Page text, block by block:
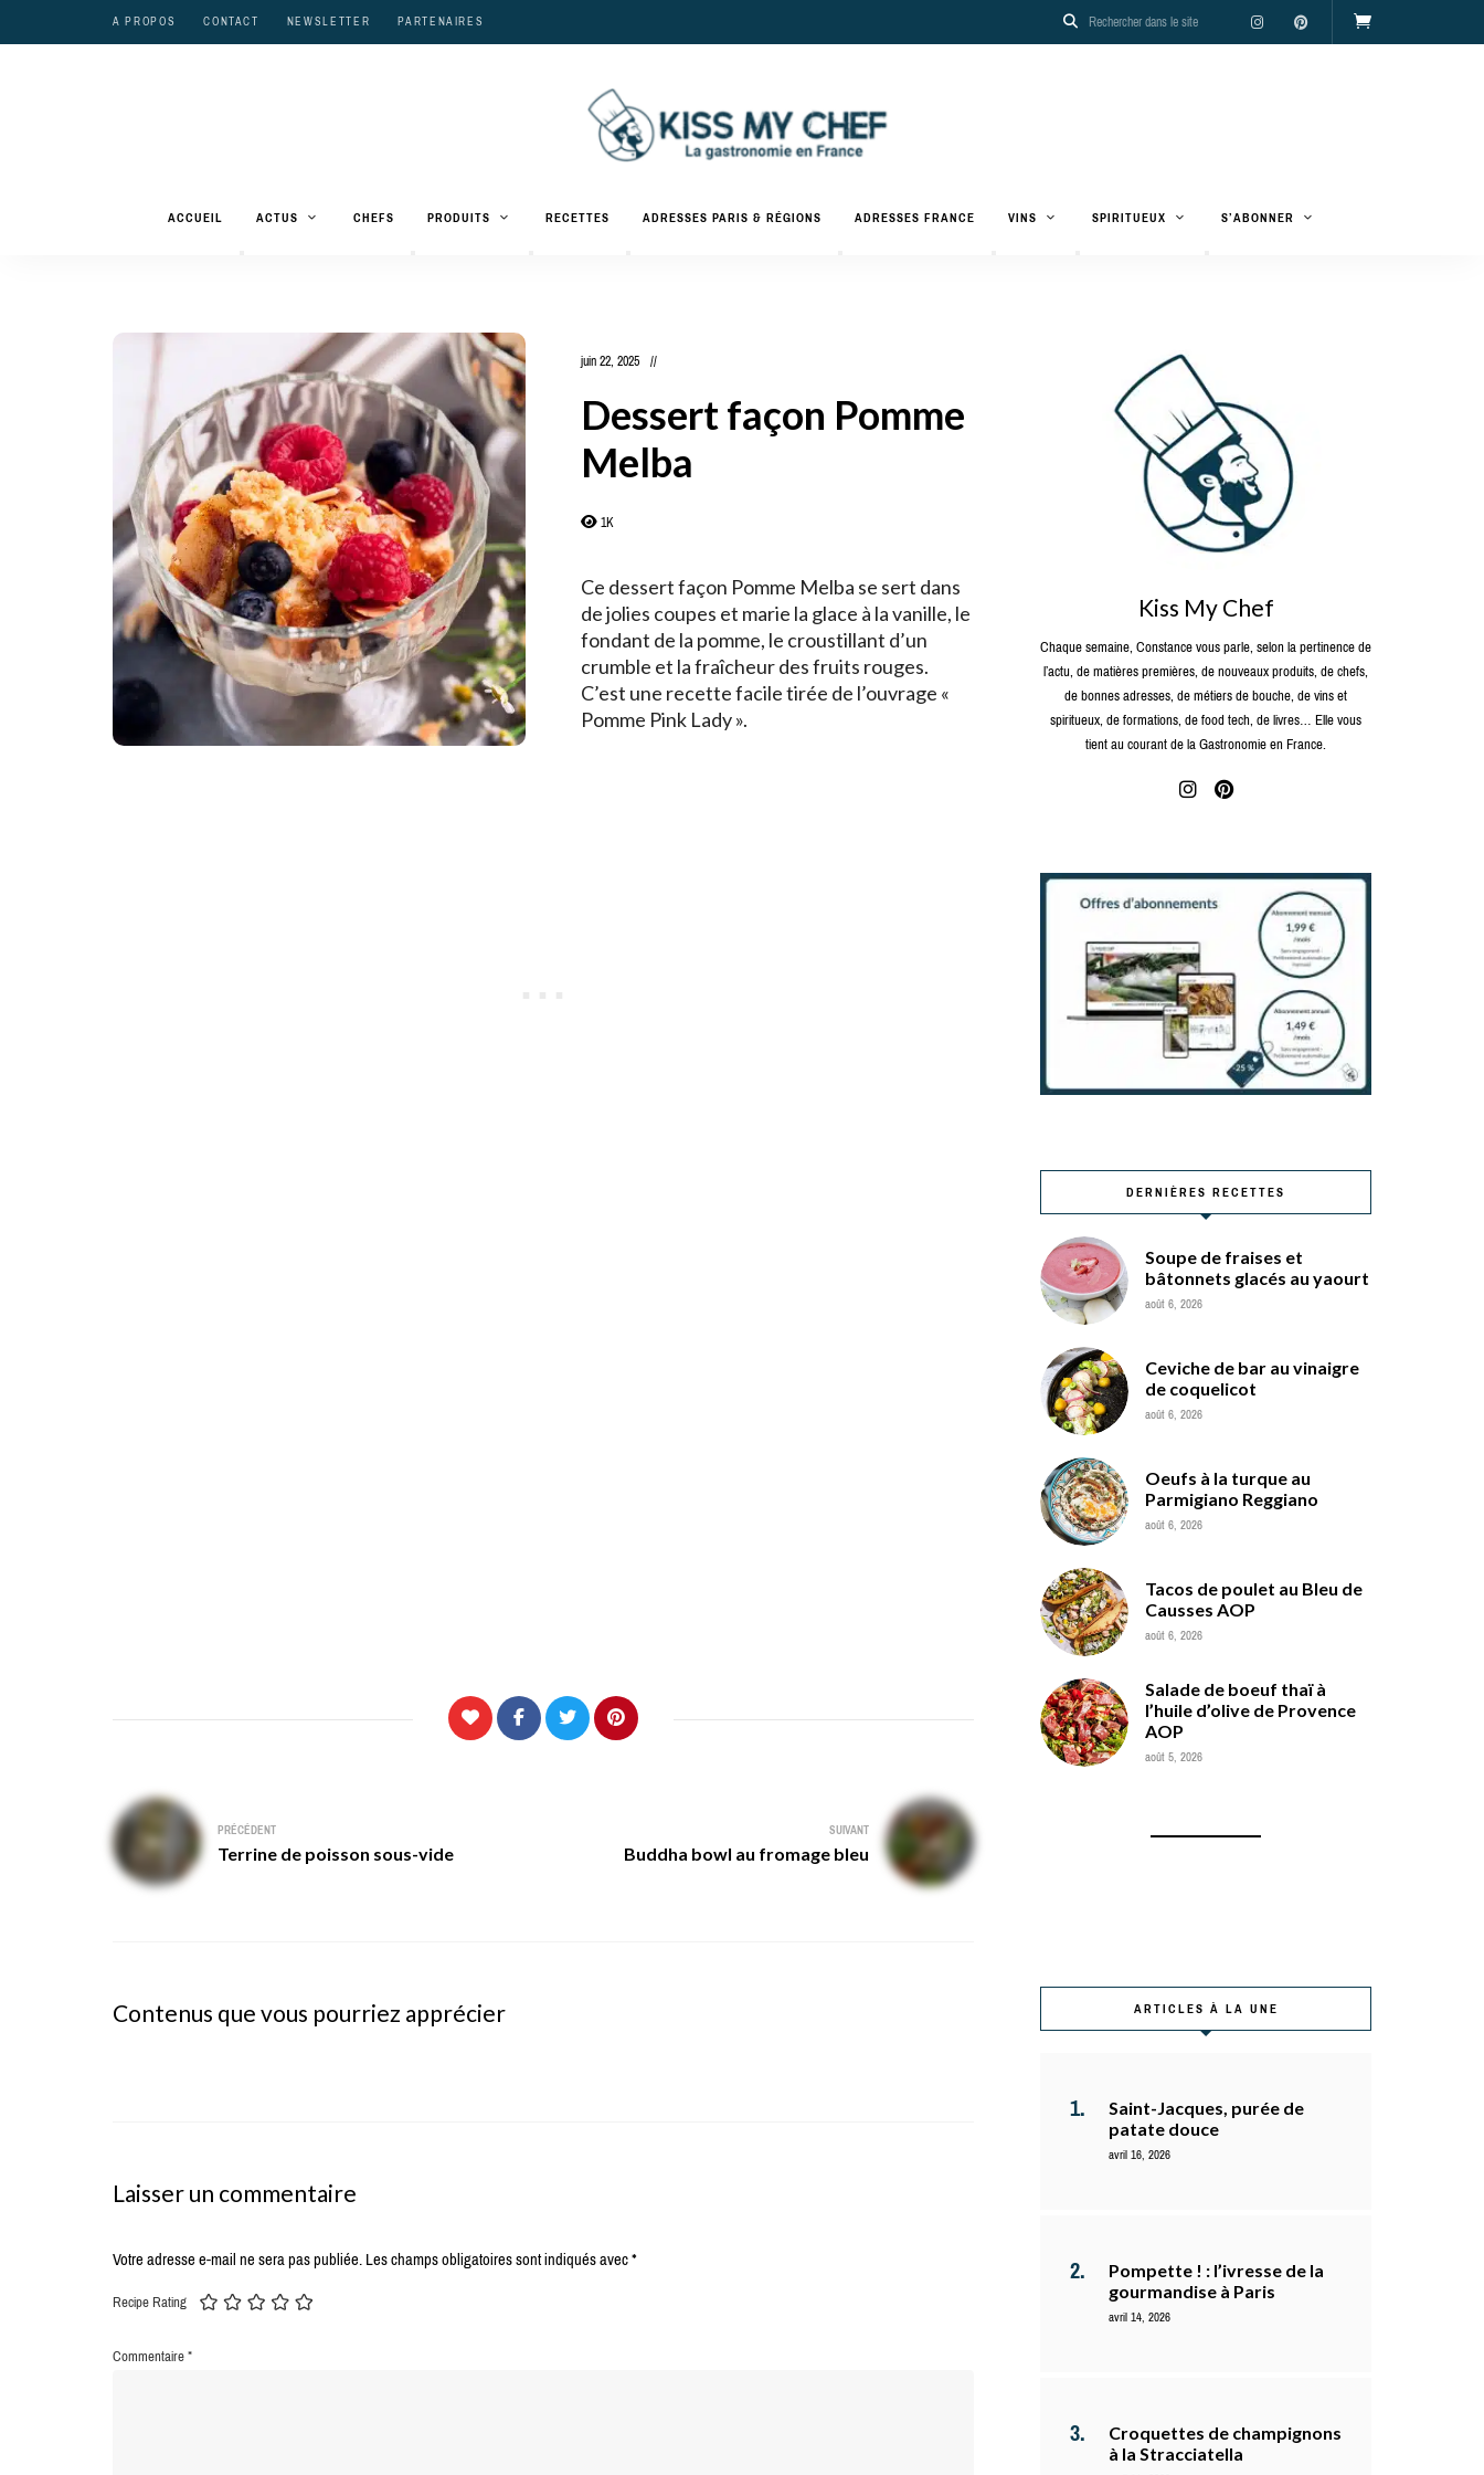
A PROPOS CONTACT NEWSLETTER PARTENAIRES
Kiss
Chef
gastronomiques
et
ACCUEIL ACTUS CHEFS PRODUITS RECETTES ADRESSES PARIS & RÉGIONS ADRESSES FRANCE VINS SPIRITUEUX S’ABONNER
juin 22, 2025
Dessert façon Pomme
Melba
1K
Ce dessert façon Pomme Melba se sert dans
de jolies coupes et marie la glace à la vanille, le
fondant de la pomme, le croustillant d’un
crumble et la fraîcheur des fruits rouges.
C’est une recette facile tirée de l’ouvrage «
Pomme Pink Lady ».
Navigation
de
l’article
PRÉCÉDENT
Terrine de poisson sous-vide
SUIVANT
Buddha bowl au fromage bleu
Contenus que vous pourriez apprécier
Laisser un commentaire
Votre adresse e-mail ne sera pas publiée.Les champs obligatoires sont indiqués avec*
Recipe Rating
Commentaire*
Kiss My Chef
Chaque semaine, Constance vous parle, selon la pertinence de
l’actu, de matières premières, de nouveaux produits, de chefs,
de bonnes adresses, de métiers de bouche, de vins et
spiritueux, de formations, de food tech, de livres… Elle vous
tient au courant de la Gastronomie en France.
DERNIÈRES RECETTES
Soupe de fraises et
bâtonnets glacés au yaourt
août 6, 2026
Ceviche de bar au vinaigre
de coquelicot
août 6, 2026
Oeufs à la turque au
Parmigiano Reggiano
août 6, 2026
Tacos de poulet au Bleu de
Causses AOP
août 6, 2026
Salade de boeuf thaï à
l’huile d’olive de Provence
AOP
août 5, 2026
ARTICLES À LA UNE
Saint-Jacques, purée de
patate douce
avril 16, 2026
Pompette ! : l’ivresse de la
gourmandise à Paris
avril 14, 2026
Croquettes de champignons
à la Stracciatella